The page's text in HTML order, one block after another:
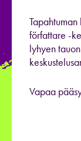
författare -
lyhyen
Vapaa